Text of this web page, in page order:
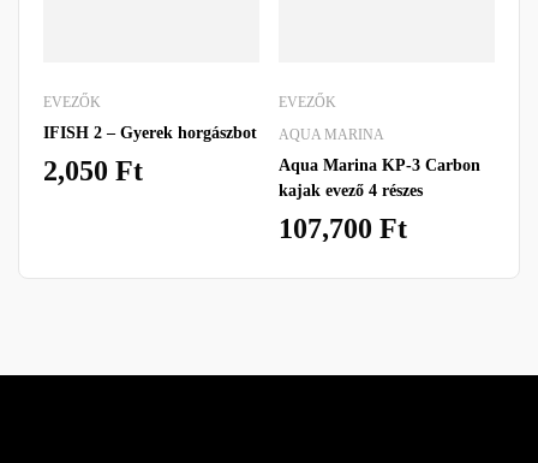
EVEZŐK
IFISH 2 – Gyerek horgászbot
2,050 Ft
EVEZŐK
AQUA MARINA
Aqua Marina KP-3 Carbon
kajak evező 4 részes
107,700 Ft